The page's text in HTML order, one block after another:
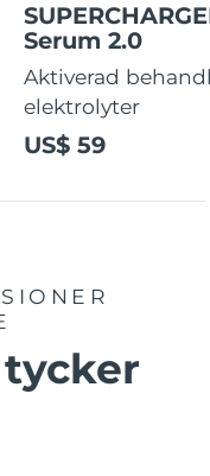
Serum 2.0
Aktiverad
elektrolyter
US$ 59
tycker